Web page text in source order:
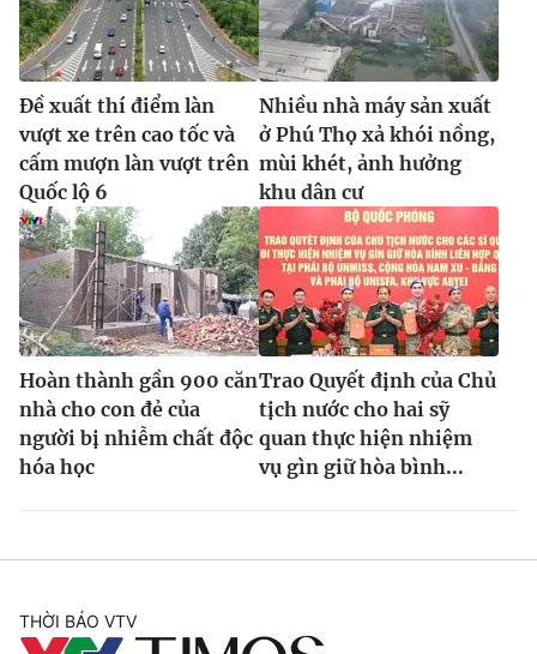
Đề xuất thí điểm làn
vượt xe trên cao tốc và
cấm mượn làn vượt trên
Quốc lộ 6
Nhiều nhà máy sản xuất
ở Phú Thọ xả khói nồng,
mùi khét, ảnh hưởng
khu dân cư
Hoàn thành gần 900 căn
nhà cho con đẻ của
người bị nhiễm chất độc
hóa học
Trao Quyết định của Chủ
tịch nước cho hai sỹ
quan thực hiện nhiệm
vụ gìn giữ hòa bình...
THỜI BÁO VTV